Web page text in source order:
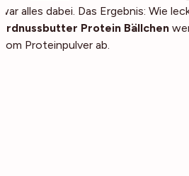
war alles dabei. Das Ergebnis: Wie
Erdnussbutter Protein Bällchen
vom Proteinpulver ab.